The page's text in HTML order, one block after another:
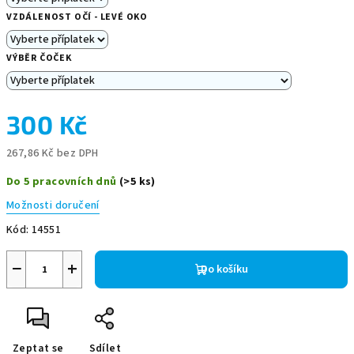
VZDÁLENOST OČÍ - LEVÉ OKO
VÝBĚR ČOČEK
300 Kč
267,86 Kč bez DPH
cena:
Do 5 pracovních dnů (>5 ks)
Možnosti doručení
Kód: 14551
+
− Do košíku
Zeptat se Sdílet